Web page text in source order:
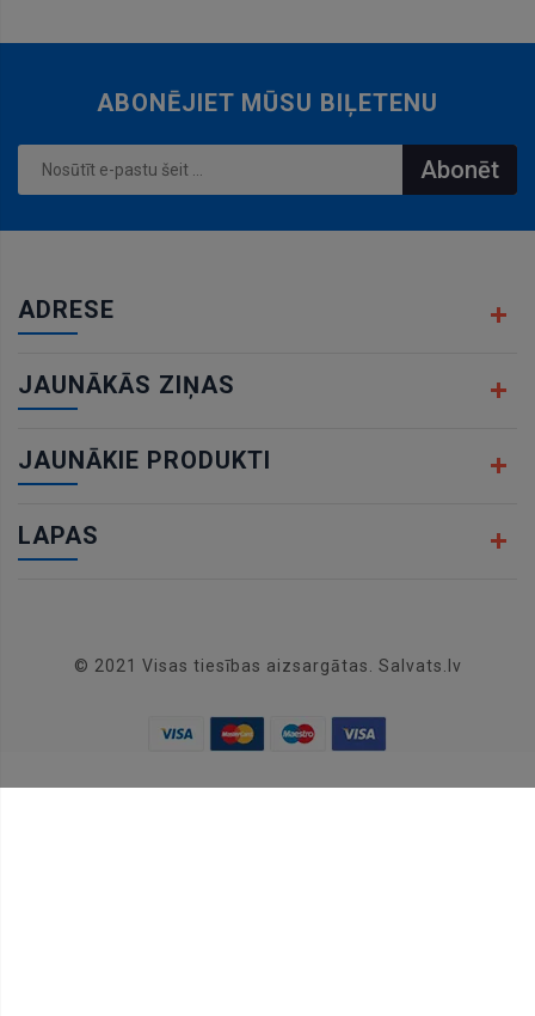
ABONĒJIET MŪSU BIĻETENU
Abonēt
ADRESE
JAUNĀKĀS ZIŅAS
JAUNĀKIE PRODUKTI
LAPAS
© 2021 Visas tiesības aizsargātas. Salvats.lv